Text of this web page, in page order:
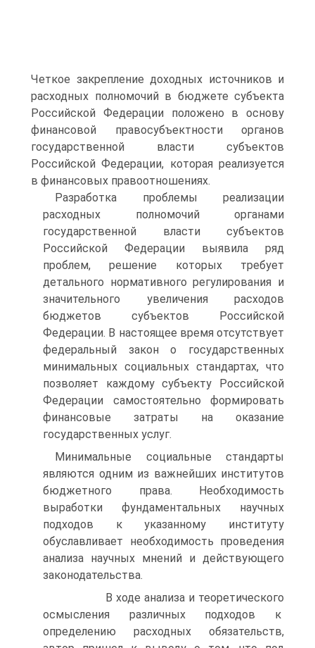
Четкое закрепление доходных источников и
расходных полномочий в бюджете субъекта
Российской Федерации положено в основу
финансовой правосубъектности органов
государственной власти субъектов
Российской Федерации, которая реализуется
в финансовых правоотношениях.
Разработка проблемы реализации
расходных полномочий органами
государственной власти субъектов
Российской Федерации выявила ряд
проблем, решение которых требует
детального нормативного регулирования и
значительного увеличения расходов
бюджетов субъектов Российской
Федерации. В настоящее время отсутствует
федеральный закон о государственных
минимальных социальных стандартах, что
позволяет каждому субъекту Российской
Федерации самостоятельно формировать
финансовые затраты на оказание
государственных услуг.
Минимальные социальные стандарты
являются одним из важнейших институтов
бюджетного права. Необходимость
выработки фундаментальных научных
подходов к указанному институту
обуславливает необходимость проведения
анализа научных мнений и действующего
законодательства.
В ходе анализа и теоретического
осмысления различных подходов к
определению расходных обязательств,